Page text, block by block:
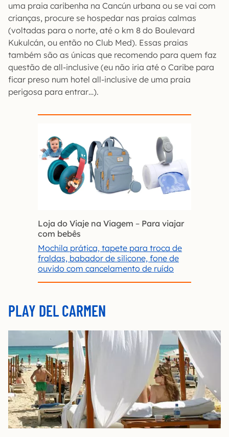
uma praia caribenha na Cancún urbana ou se vai com
crianças, procure se hospedar nas praias calmas
(voltadas para o norte, até o km 8 do Boulevard
Kukulcán, ou então no Club Med). Essas praias
também são as únicas que recomendo para quem faz
questão de all-inclusive (eu não iria até o Caribe para
ficar preso num hotel all-inclusive de uma praia
perigosa para entrar…).
Loja do Viaje na Viagem – Para viajar
com bebês
Mochila prática, tapete para troca de
fraldas, babador de silicone, fone de
ouvido com cancelamento de ruído
PLAY DEL CARMEN